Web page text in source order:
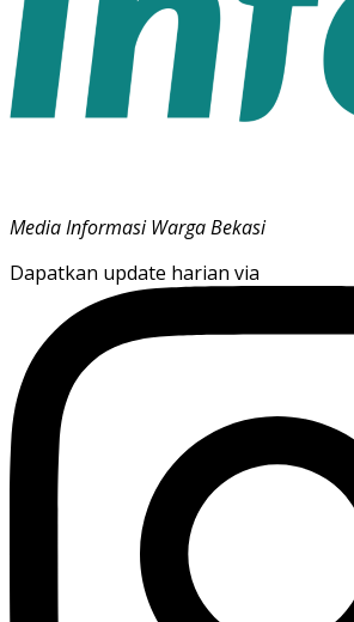
Media Informasi Warga Bekasi
Dapatkan update harian via